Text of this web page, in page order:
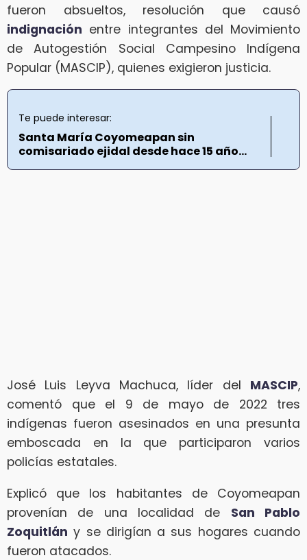
fueron absueltos, resolución que causó
indignación entre integrantes del Movimiento
de Autogestión Social Campesino Indígena
Popular (MASCIP), quienes exigieron justicia.
Te puede interesar:
Santa María Coyomeapan sin
comisariado ejidal desde hace 15 año...
José Luis Leyva Machuca, líder del MASCIP,
comentó que el 9 de mayo de 2022 tres
indígenas fueron asesinados en una presunta
emboscada en la que participaron varios
policías estatales.
Explicó que los habitantes de Coyomeapan
provenían de una localidad de San Pablo
Zoquitlán y se dirigían a sus hogares cuando
fueron atacados.